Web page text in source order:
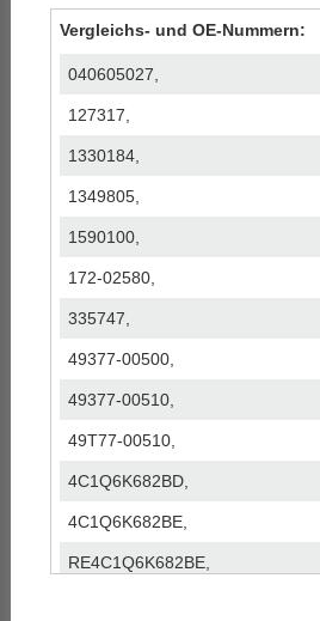
Vergleichs- und OE-Nummern:
040605027,
127317,
1330184,
1349805,
1590100,
172-02580,
335747,
49377-00500,
49377-00510,
49T77-00510,
4C1Q6K682BD,
4C1Q6K682BE,
RE4C1Q6K682BE,